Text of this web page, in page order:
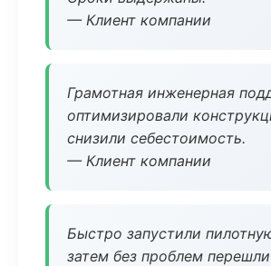
— Клиент компании
Грамотная инженерная
оптимизировали
снизили себестоимость.
— Клиент компании
Быстро запустили
затем без проблем